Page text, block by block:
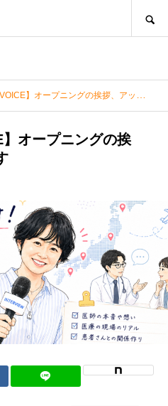
】オープニングの挨拶、アップしています
】オープニングの挨